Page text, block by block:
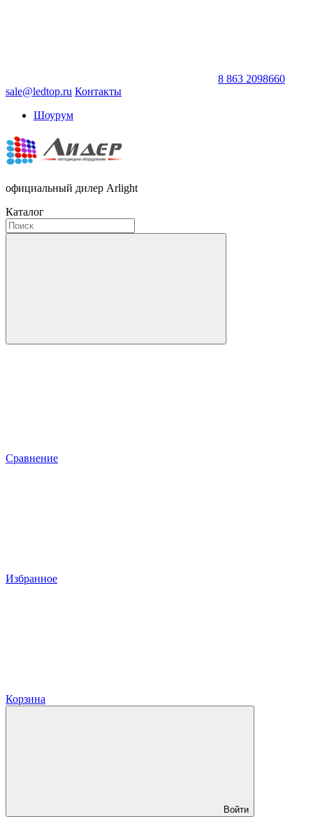
8 863 2098660
sale@ledtop.ru Контакты
Шоурум
официальный дилер Arlight
Каталог
Сравнение
Избранное
Корзина
Войти